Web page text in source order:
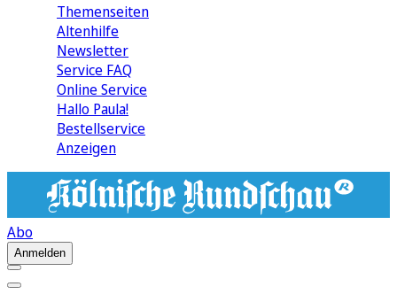
Themenseiten
Altenhilfe
Newsletter
Service FAQ
Online Service
Hallo Paula!
Bestellservice
Anzeigen
Abo
Anmelden